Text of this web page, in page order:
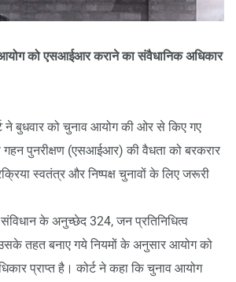
को एसआईआर कराने का संवैधानिक अधिकार
ने बुधवार को चुनाव आयोग की ओर से किए गए
गहन पुनरीक्षण (एसआईआर) की वैधता को बरकरार
स्वतंत्र और निष्पक्ष चुनावों के लिए जरूरी
के अनुच्छेद 324, जन प्रतिनिधित्व
तहत बनाए गये नियमों के अनुसार आयोग को
प्राप्त है। कोर्ट ने कहा कि चुनाव आयोग